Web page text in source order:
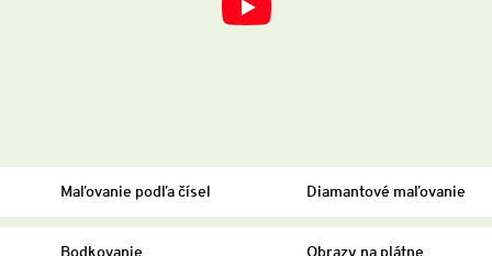
Maľovanie podľa čísel Diamantové maľovanie
Bodkovanie Obrazy na plátne